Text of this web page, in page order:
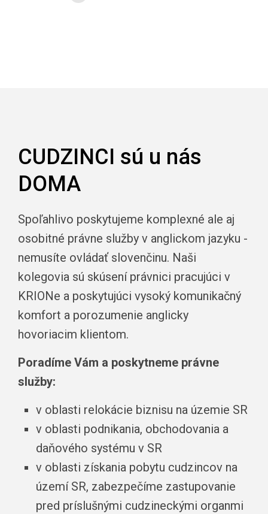
CUDZINCI sú u nás
DOMA
Spoľahlivo poskytujeme komplexné ale aj
osobitné právne služby v anglickom jazyku -
nemusíte ovládať slovenčinu. Naši
kolegovia sú skúsení právnici pracujúci v
KRIONe a poskytujúci vysoký komunikačný
komfort a porozumenie anglicky
hovoriacim klientom.
Poradíme Vám a poskytneme právne
služby:
v oblasti relokácie biznisu na územie SR
v oblasti podnikania, obchodovania a
daňového systému v SR
v oblasti získania pobytu cudzincov na
území SR, zabezpečíme zastupovanie
pred príslušnými cudzineckými organmi